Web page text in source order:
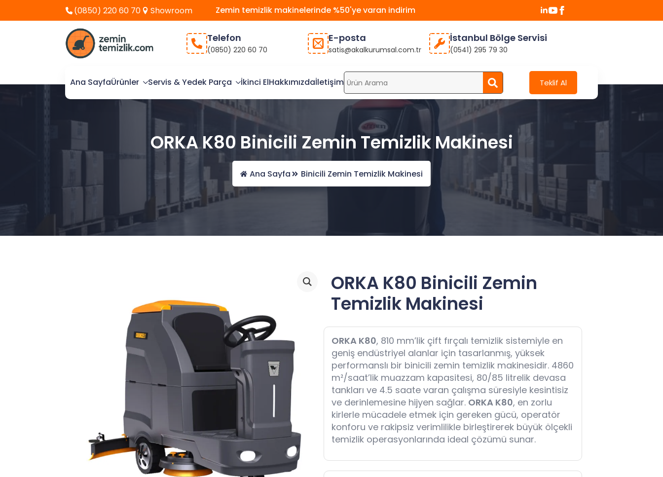
(0850) 220 60 70 Showroom Zemin temizlik makinelerinde %50'ye varan indirim
Telefon
(0850) 220 60 70
E-posta
satis@akalkurumsal.com.tr
İstanbul Bölge Servisi
(0541) 295 79 30
Ana SayfaÜrünler Servis & Yedek Parça İkinci ElHakkımızdaİletişim
Search
Teklif Al
ORKA K80 Binicili Zemin Temizlik Makinesi
Ana Sayfa Binicili Zemin Temizlik Makinesi
ORKA K80 Binicili Zemin
Temizlik Makinesi
ORKA K80, 810 mm’lik çift fırçalı temizlik sistemiyle en
geniş endüstriyel alanlar için tasarlanmış, yüksek
performanslı bir binicili zemin temizlik makinesidir. 4860
m²/saat’lik muazzam kapasitesi, 80/85 litrelik devasa
tankları ve 4.5 saate varan çalışma süresiyle kesintisiz
ve derinlemesine hijyen sağlar. ORKA K80, en zorlu
kirlerle mücadele etmek için gereken gücü, operatör
konforu ve rakipsiz verimlilikle birleştirerek büyük ölçekli
temizlik operasyonlarında ideal çözümü sunar.